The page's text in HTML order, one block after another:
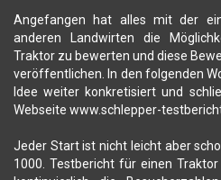
Angefangen hat alles mit der
anderen Landwirten die
Traktor zu bewerten und diese
veröffentlichen. In den folgenden
Idee weiter konkretisiert und
Webseite www.schlepper-
Jeder Start ist nicht leicht aber
1000. Testbericht für einen